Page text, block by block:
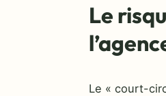
Le
Le « court-